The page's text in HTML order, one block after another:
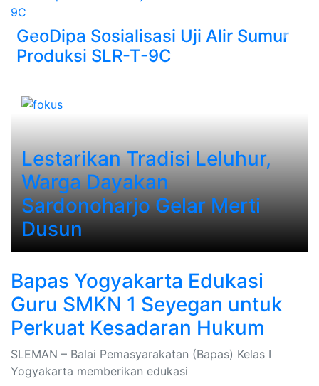
GeoDipa Sosialisasi Uji Alir Sumur
Produksi SLR-T-9C
Previous Next
Lestarikan Tradisi Leluhur,
Warga Dayakan
Sardonoharjo Gelar Merti
Dusun
Bapas Yogyakarta Edukasi
Guru SMKN 1 Seyegan untuk
Perkuat Kesadaran Hukum
SLEMAN – Balai Pemasyarakatan (Bapas) Kelas I
Yogyakarta memberikan edukasi